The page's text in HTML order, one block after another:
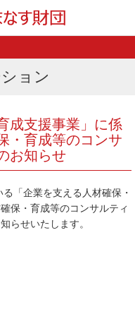
ョン
成支援事業」に係
・育成等のコンサ
お知らせ
「企業を支える人材確保・
保・育成等のコンサルティ
らせいたします。